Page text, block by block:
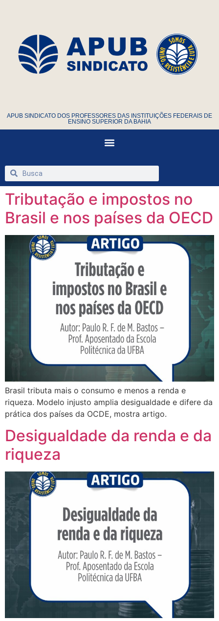
APUB SINDICATO DOS PROFESSORES DAS INSTITUIÇÕES FEDERAIS DE
ENSINO SUPERIOR DA BAHIA
Tributação e impostos no
Brasil e nos países da OECD
Brasil tributa mais o consumo e menos a renda e
riqueza. Modelo injusto amplia desigualdade e difere da
prática dos países da OCDE, mostra artigo.
Desigualdade da renda e da
riqueza